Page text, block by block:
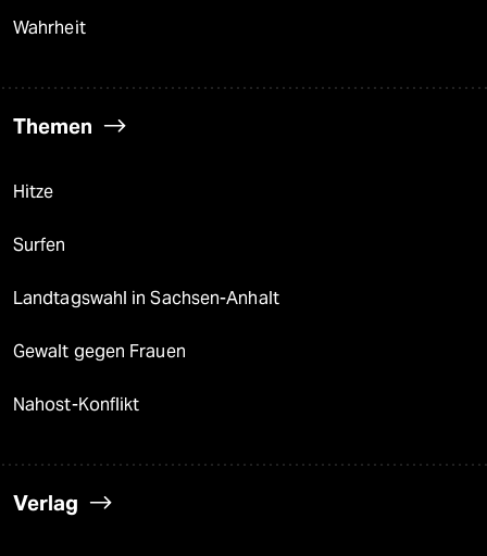
Wahrheit
Themen
Hitze
Surfen
Landtagswahl in Sachsen-Anhalt
Gewalt gegen Frauen
Nahost-Konflikt
Verlag